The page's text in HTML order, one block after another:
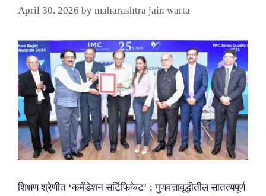
April 30, 2026 by maharashtra jain warta
शिक्षण श्रेणीत ‘कमेंडेशन सर्टिफिकेट’ : गुणवत्तावृद्धीतील सातत्यपूर्ण